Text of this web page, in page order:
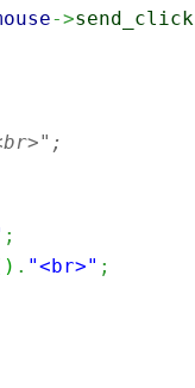
->send_click
;
) . "<br>" ;